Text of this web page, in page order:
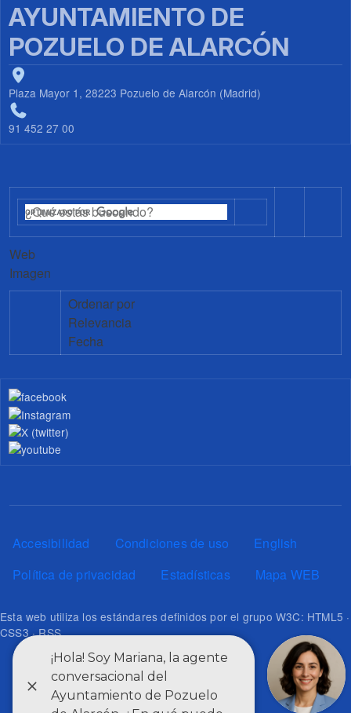
AYUNTAMIENTO DE
POZUELO DE ALARCÓN
Plaza Mayor 1, 28223 Pozuelo de Alarcón (Madrid)
91 452 27 00
Web
Imagen
Ordenar por
Relevancia
Fecha
Pie de página
Accesibilidad Condiciones de uso
English
Política de privacidad
Estadísticas Mapa WEB
Esta web utiliza los estándares definidos por el grupo W3C: HTML5 ·
CSS3 · RSS